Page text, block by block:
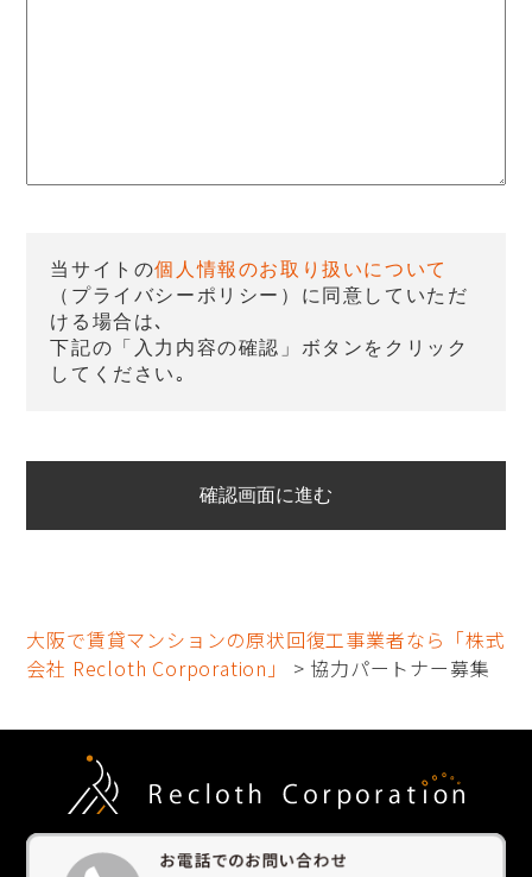
当サイトの個人情報のお取り扱いについて
（プライバシーポリシー）に同意していただ
ける場合は､
下記の「入力内容の確認」ボタンをクリック
してください｡
大阪で賃貸マンションの原状回復工事業者なら「株式
会社 Recloth Corporation」
> 協力パートナー募集